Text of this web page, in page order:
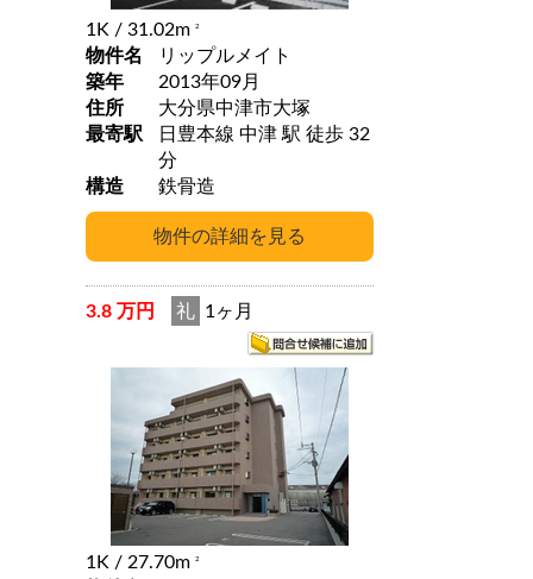
1K / 31.02m 2
物件名
リップルメイト
築年
2013年09月
住所
大分県中津市大塚
最寄駅
日豊本線 中津 駅 徒歩 32
分
構造
鉄骨造
3.8 万円 礼 1ヶ月
1K / 27.70m 2